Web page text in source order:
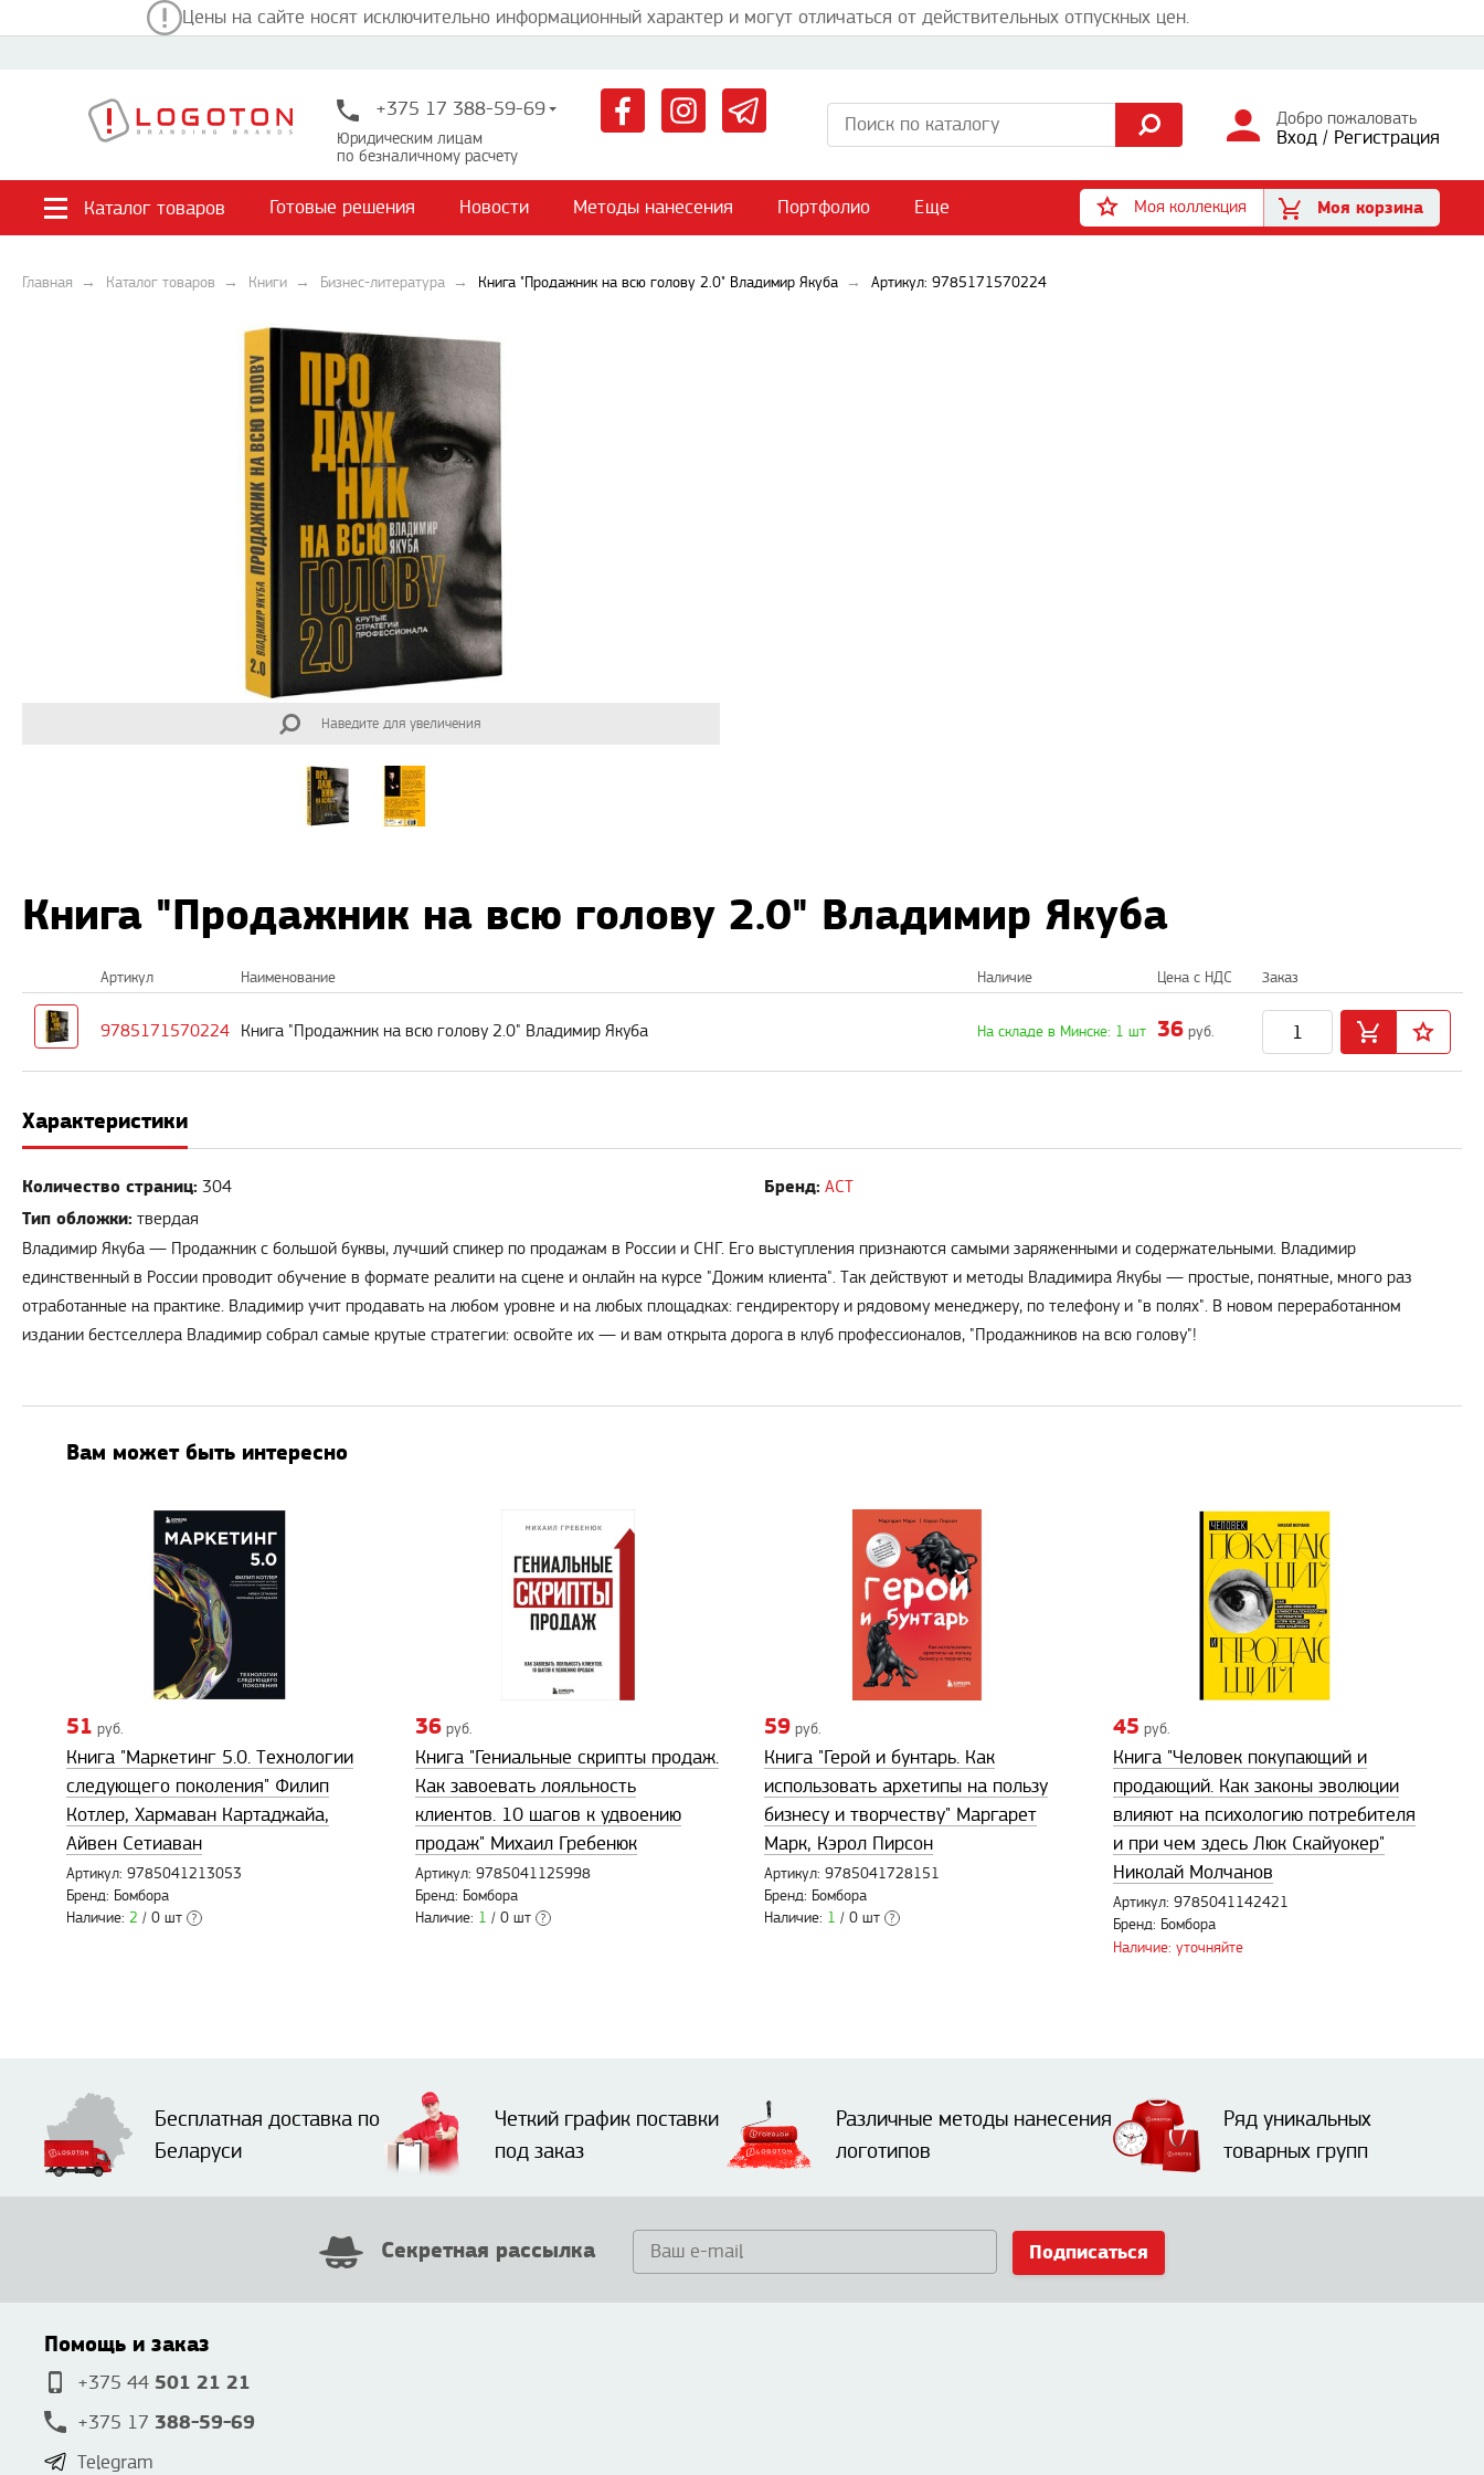
Цены на сайте носят исключительно информационный характер и могут отличаться от действительных отпускных цен.
+375 17 388-59-69
Юридическим лицам
по безналичному расчету
Добро пожаловать
Вход / Регистрация
Каталог товаров Готовые решения Новости Методы нанесения Портфолио Еще Моя коллекция Моя корзина
Главная Каталог товаров Книги Бизнес-литература Книга "Продажник на всю голову 2.0" Владимир Якуба Артикул: 9785171570224
Наведите для увеличения
Книга "Продажник на всю голову 2.0" Владимир Якуба
Артикул Наименование Наличие Цена с НДС Заказ
9785171570224 Книга "Продажник на всю голову 2.0" Владимир Якуба На складе в Минске: 1 шт 36 руб.
Характеристики
Количество страниц: 304
Тип обложки: твердая
Бренд: АСТ
Владимир Якуба — Продажник с большой буквы, лучший спикер по продажам в России и СНГ. Его выступления признаются самыми заряженными и содержательными. Владимир
единственный в России проводит обучение в формате реалити на сцене и онлайн на курсе "Дожим клиента". Так действуют и методы Владимира Якубы — простые, понятные, много раз
отработанные на практике. Владимир учит продавать на любом уровне и на любых площадках: гендиректору и рядовому менеджеру, по телефону и "в полях". В новом переработанном
издании бестселлера Владимир собрал самые крутые стратегии: освойте их — и вам открыта дорога в клуб профессионалов, "Продажников на всю голову"!
Вам может быть интересно
51 руб.
Книга "Маркетинг 5.0. Технологии
следующего поколения" Филип
Котлер, Хармаван Картаджайа,
Айвен Сетиаван
Артикул: 9785041213053
Бренд: Бомбора
Наличие: 2 / 0 шт ?
36 руб.
Книга "Гениальные скрипты продаж.
Как завоевать лояльность
клиентов. 10 шагов к удвоению
продаж" Михаил Гребенюк
Артикул: 9785041125998
Бренд: Бомбора
Наличие: 1 / 0 шт ?
59 руб.
Книга "Герой и бунтарь. Как
использовать архетипы на пользу
бизнесу и творчеству" Маргарет
Марк, Кэрол Пирсон
Артикул: 9785041728151
Бренд: Бомбора
Наличие: 1 / 0 шт ?
45 руб.
Книга "Человек покупающий и
продающий. Как законы эволюции
влияют на психологию потребителя
и при чем здесь Люк Скайуокер"
Николай Молчанов
Артикул: 9785041142421
Бренд: Бомбора
Наличие: уточняйте
Бесплатная доставка по
Беларуси
Четкий график поставки
под заказ
Различные методы нанесения
логотипов
Ряд уникальных
товарных групп
Секретная рассылка Подписаться
Помощь и заказ
+375 44 501 21 21
+375 17 388-59-69
Telegram